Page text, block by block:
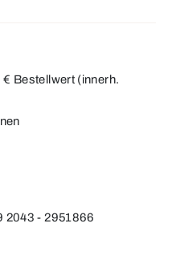
Bestellwert (innerh.
2043 - 2951866